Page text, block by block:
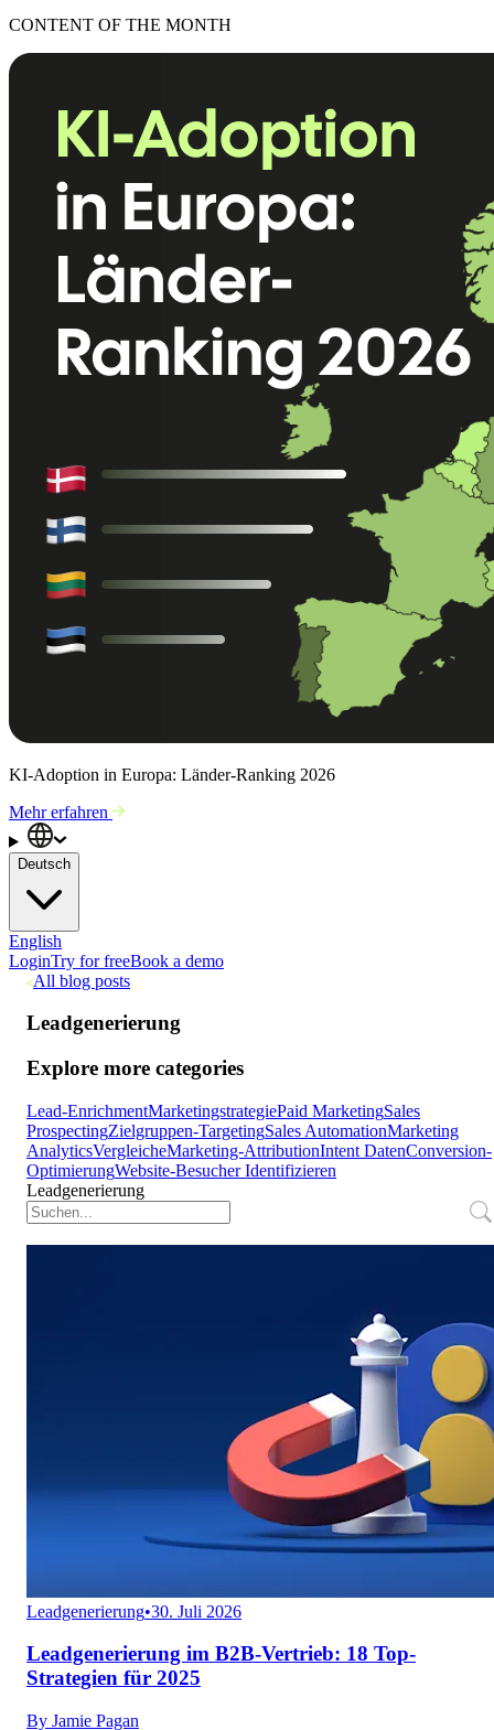
CONTENT OF THE MONTH
KI-Adoption in Europa: Länder-Ranking 2026
Mehr erfahren
Deutsch
English
LoginTry for freeBook a demo
All blog posts
Leadgenerierung
Explore more categories
Lead-EnrichmentMarketingstrategiePaid MarketingSales
ProspectingZielgruppen-TargetingSales AutomationMarketing
AnalyticsVergleicheMarketing-AttributionIntent DatenConversion-
OptimierungWebsite-Besucher Identifizieren
Leadgenerierung
Leadgenerierung•30. Juli 2026
Leadgenerierung im B2B-Vertrieb: 18 Top-
Strategien für 2025
By Jamie Pagan